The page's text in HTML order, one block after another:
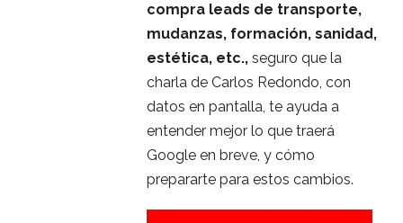
compra leads de transporte,
mudanzas, formación, sanidad,
estética, etc.,seguro que la
charla de Carlos Redondo, con
datos en pantalla, te ayuda a
entender mejor lo que traerá
Google en breve, y cómo
prepararte para estos cambios.